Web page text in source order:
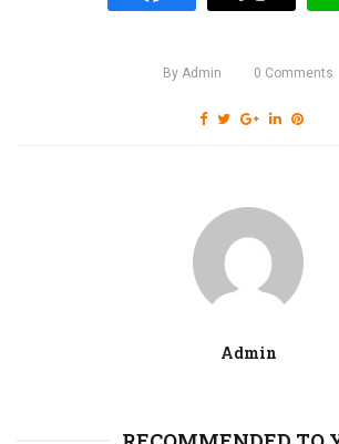
By Admin 0 Comments
Admin